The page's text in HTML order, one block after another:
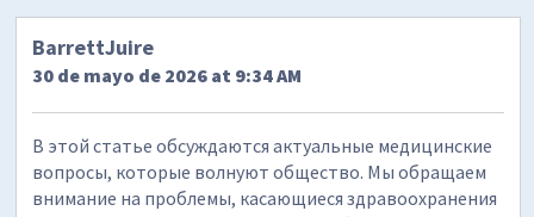
BarrettJuire
30 de mayo de 2026 at 9:34 AM
В этой статье обсуждаются актуальные медицинские
вопросы, которые волнуют общество. Мы обращаем
внимание на проблемы, касающиеся здравоохранения